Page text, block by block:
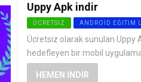
Uppy Apk indir
ÜCRETSIZ ANDROID EĞITIM
Ücretsiz olarak sunulan Uppy
hedefleyen bir mobil
HEMEN İNDIR